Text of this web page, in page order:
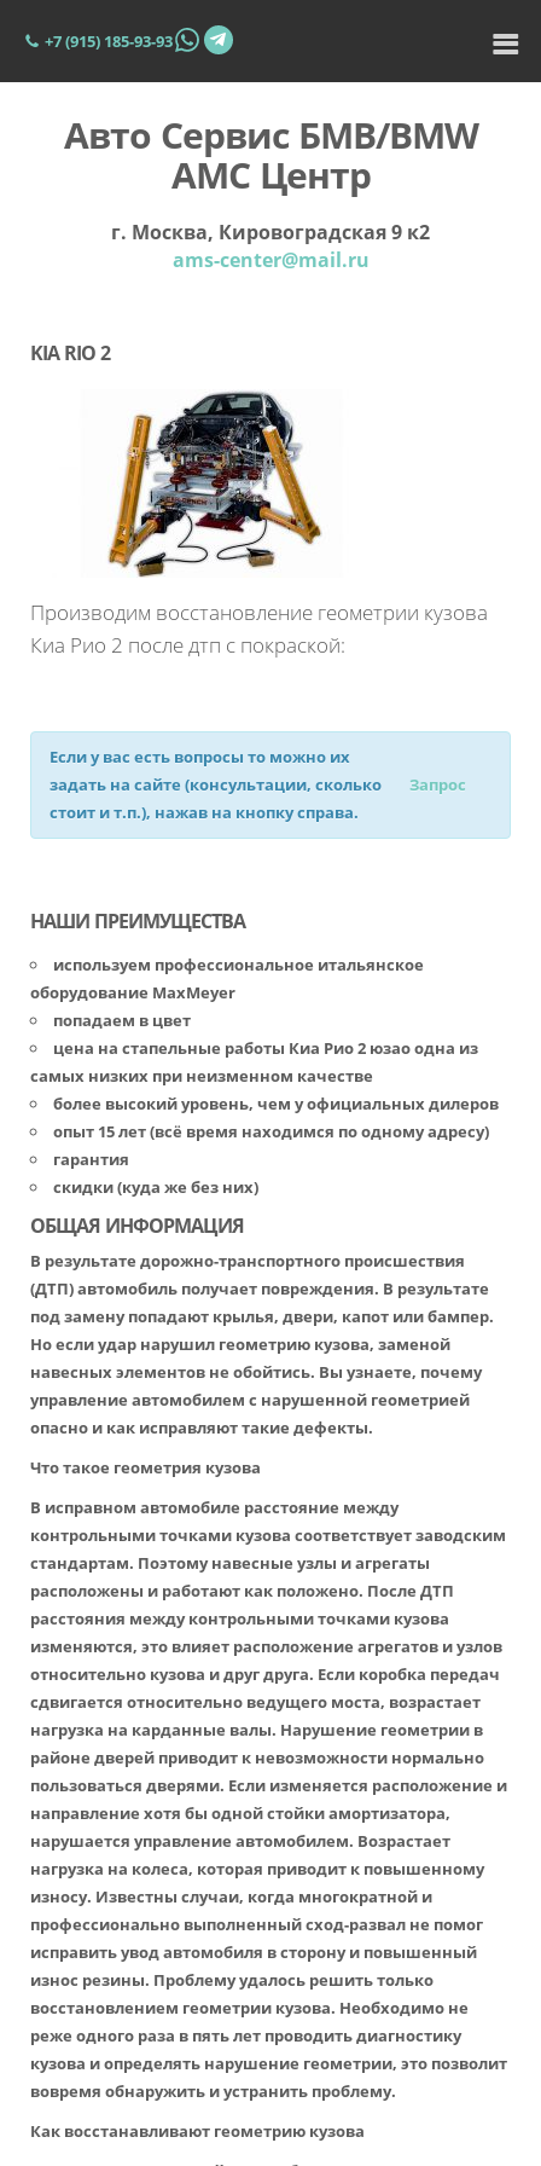
+7 (915) 185-93-93
Авто Сервис БМВ/BMW
АМС Центр
г. Москва, Кировоградская 9 к2
ams-center@mail.ru
KIA RIO 2
Производим восстановление геометрии кузова
Киа Рио 2 после дтп с покраской:
Если у вас есть вопросы то можно их
задать на сайте (консультации, сколько
стоит и т.п.), нажав на кнопку справа.
Запрос
НАШИ ПРЕИМУЩЕСТВА
используем профессиональное итальянское
оборудование MaxMeyer
попадаем в цвет
цена на стапельные работы Киа Рио 2 юзао одна из
самых низких при неизменном качестве
более высокий уровень, чем у официальных дилеров
опыт 15 лет (всё время находимся по одному адресу)
гарантия
скидки (куда же без них)
ОБЩАЯ ИНФОРМАЦИЯ
В результате дорожно-транспортного происшествия
(ДТП) автомобиль получает повреждения. В результате
под замену попадают крылья, двери, капот или бампер.
Но если удар нарушил геометрию кузова, заменой
навесных элементов не обойтись. Вы узнаете, почему
управление автомобилем с нарушенной геометрией
опасно и как исправляют такие дефекты.
Что такое геометрия кузова
В исправном автомобиле расстояние между
контрольными точками кузова соответствует заводским
стандартам. Поэтому навесные узлы и агрегаты
расположены и работают как положено. После ДТП
расстояния между контрольными точками кузова
изменяются, это влияет расположение агрегатов и узлов
относительно кузова и друг друга. Если коробка передач
сдвигается относительно ведущего моста, возрастает
нагрузка на карданные валы. Нарушение геометрии в
районе дверей приводит к невозможности нормально
пользоваться дверями. Если изменяется расположение и
направление хотя бы одной стойки амортизатора,
нарушается управление автомобилем. Возрастает
нагрузка на колеса, которая приводит к повышенному
износу. Известны случаи, когда многократной и
профессионально выполненный сход-развал не помог
исправить увод автомобиля в сторону и повышенный
износ резины. Проблему удалось решить только
восстановлением геометрии кузова. Необходимо не
реже одного раза в пять лет проводить диагностику
кузова и определять нарушение геометрии, это позволит
вовремя обнаружить и устранить проблему.
Как восстанавливают геометрию кузова